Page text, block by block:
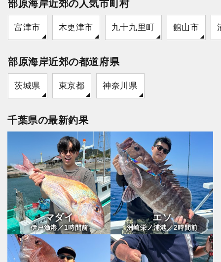
部原海岸近郊の人気市町村
富津市 木更津市 九十九里町 館山市
部原海岸近郊の都道府県
茨城県 東京都 神奈川県
千葉県の最新釣果
マダイ
伊戸漁港／1時間前
エソ
洲崎栄ノ浦港／2時間前